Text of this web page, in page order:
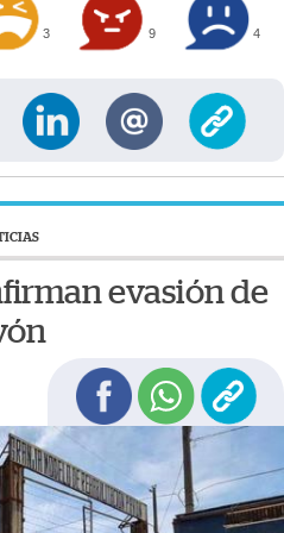
3 9 4
evasión de